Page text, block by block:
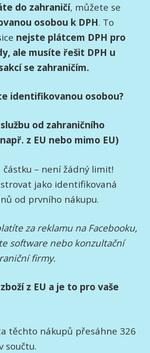
do zahraničí, můžete se
osobou k DPH. To
nejste plátcem DPH pro
ale musíte řešit DPH u
se zahraničím.
identifikovanou osobou?
od zahraničního
z EU nebo mimo EU)
částku – není žádný limit!
jako identifikovaná
od prvního nákupu.
za reklamu na Facebooku,
software nebo konzultační
firmy.
z EU a je to pro vaše
těchto nákupů přesáhne 326
součtu.